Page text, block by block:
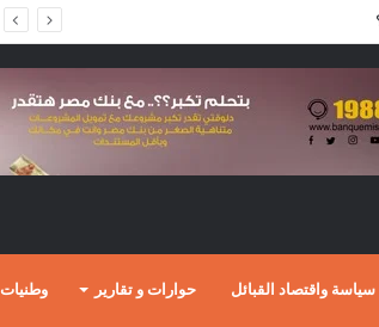
سياسة واقتصاد القبائل حوارات و تقارير وطنيات